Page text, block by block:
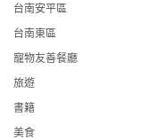
台南安平區
台南東區
寵物友善餐廳
旅遊
書籍
美食